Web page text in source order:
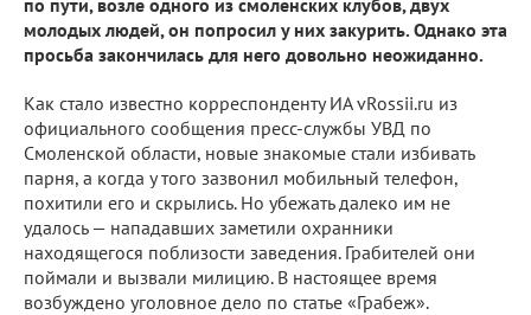
по пути, возле одного из смоленских клубов, двух
молодых людей, он попросил у них закурить. Однако эта
просьба закончилась для него довольно неожиданно.
Как стало известно корреспонденту ИА vRossii.ru из
официального сообщения пресс-службы УВД по
Смоленской области, новые знакомые стали избивать
парня, а когда у того зазвонил мобильный телефон,
похитили его и скрылись. Но убежать далеко им не
удалось — нападавших заметили охранники
находящегося поблизости заведения. Грабителей они
поймали и вызвали милицию. В настоящее время
возбуждено уголовное дело по статье «Грабеж».